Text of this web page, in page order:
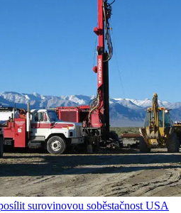
surovinovou soběstačnost USA